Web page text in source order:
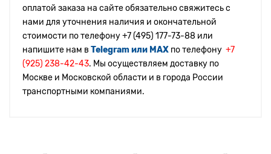
оплатой заказа на сайте обязательно свяжитесь с
нами для уточнения наличия и окончательной
стоимости по телефону+7 (495) 177-73-88 или
напишите нам в Telegram или MAX по телефону +7
(925) 238-42-43. Мы осуществляем доставку по
Москве и Московской области и в города России
транспортными компаниями.